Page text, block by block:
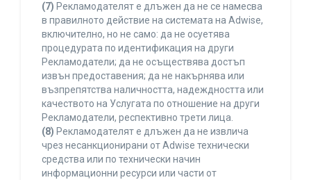
(7) Рекламодателят е длъжен да не се намесва
в правилното действие на системата на Adwise,
включително, но не само: да не осуетява
процедурата по идентификация на други
Рекламодатели; да не осъществява достъп
извън предоставения; да не накърнява или
възпрепятства наличността, надеждността или
качеството на Услугата по отношение на други
Рекламодатели, респективно трети лица.
(8) Рекламодателят е длъжен да не извлича
чрез несанкционирани от Adwise технически
средства или по технически начин
информационни ресурси или части от